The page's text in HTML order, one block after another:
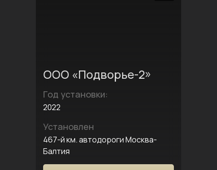
ООО «Подворье-2»
Год установки:
2022
Установлен
467-й км. автодороги Москва-
Балтия